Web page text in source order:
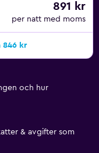
891 kr
per natt med moms
846 kr
och hur
& avgifter som